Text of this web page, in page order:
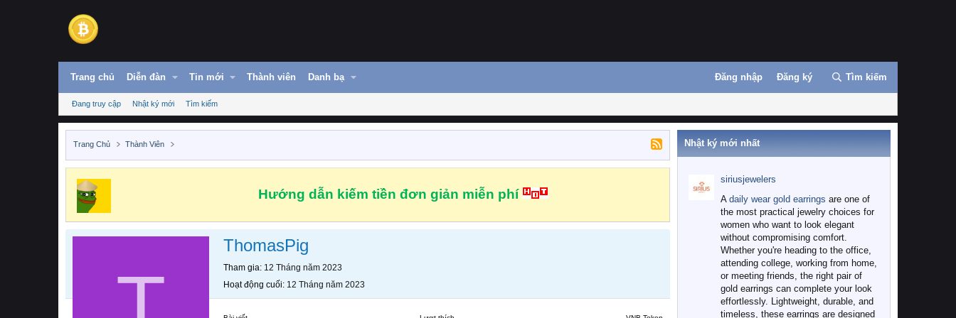
Trang chủ Diễn đàn Tin mới Thành viên Danh bạ Đăng nhập Đăng ký Tìm kiếm
Đang truy cập Nhật ký mới Tìm kiếm
Trang Chủ Thành Viên
Hướng dẫn kiếm tiền đơn giản miễn phí
ThomasPig
Tham gia 12 Tháng năm 2023
Hoạt động cuối 12 Tháng năm 2023
Nhật ký mới nhất
siriusjewelers
A daily wear gold earrings are one of
the most practical jewelry choices for
women who want to look elegant
without compromising comfort.
Whether you're heading to the office,
attending college, working from home,
or meeting friends, the right pair of
gold earrings can complete your look
effortlessly. Lightweight, durable, and
timeless, these earrings are designed